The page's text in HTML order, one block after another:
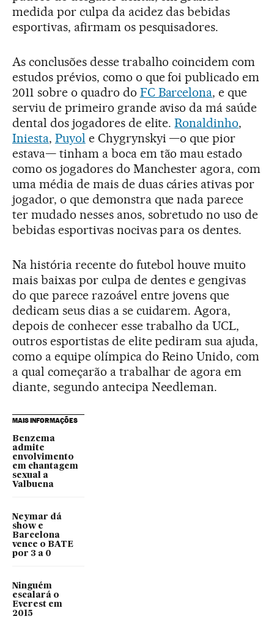
medida por culpa da acidez das bebidas
esportivas, afirmam os pesquisadores.
As conclusões desse trabalho coincidem com
estudos prévios, como o que foi publicado em
2011 sobre o quadro do FC Barcelona, e que
serviu de primeiro grande aviso da má saúde
dental dos jogadores de elite.Ronaldinho,
Iniesta, Puyol e Chygrynskyi —o que pior
estava— tinham a boca em tão mau estado
como os jogadores do Manchester agora, com
uma média de mais de duas cáries ativas por
jogador, o que demonstra que nada parece
ter mudado nesses anos, sobretudo no uso de
bebidas esportivas nocivas para os dentes.
Na história recente do futebol houve muito
mais baixas por culpa de dentes e gengivas
do que parece razoável entre jovens que
dedicam seus dias a se cuidarem. Agora,
depois de conhecer esse trabalho da UCL,
outros esportistas de elite pediram sua ajuda,
como a equipe olímpica do Reino Unido, com
a qual começarão a trabalhar de agora em
diante, segundo antecipa Needleman.
MAIS INFORMAÇÕES
Benzema
admite
envolvimento
em chantagem
sexual a
Valbuena
Neymar dá
show e
Barcelona
vence o BATE
por 3 a 0
Ninguém
escalará o
Everest em
2015